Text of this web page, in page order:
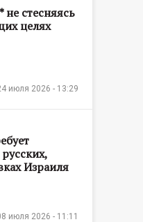
не стесняясь
целях
июля 2026 - 13:29
Израиля
июля 2026 - 11:11